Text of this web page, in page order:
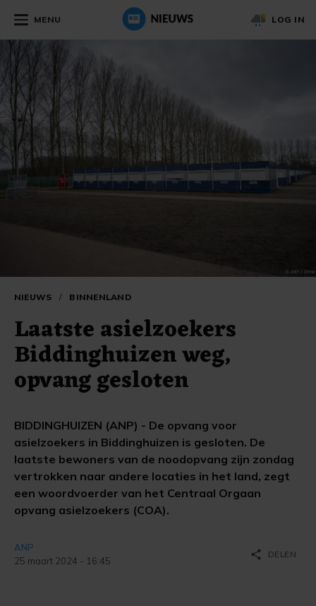
MENU LOG IN
NIEUWS / BINNENLAND
Laatste asielzoekers
Biddinghuizen weg,
opvang gesloten
BIDDINGHUIZEN (ANP) - De opvang voor
asielzoekers in Biddinghuizen is gesloten. De
laatste bewoners van de noodopvang zijn zondag
vertrokken naar andere locaties in het land, zegt
een woordvoerder van het Centraal Orgaan
opvang asielzoekers (COA).
ANP
25 maart 2024 - 16:45
share DELEN